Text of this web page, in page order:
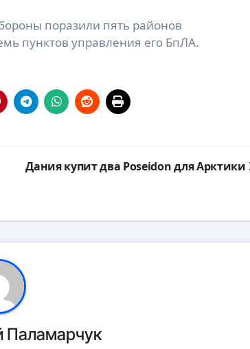
поразили пять районов
пунктов управления его БпЛА.
Дания купит два Poseidon для Арктики
Паламарчук